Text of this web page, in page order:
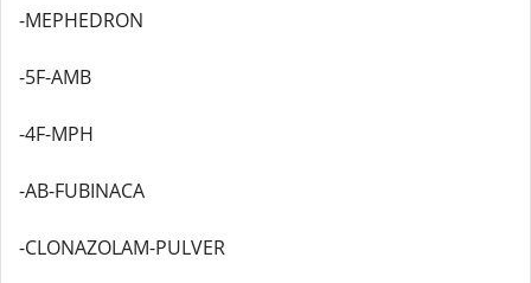
-MEPHEDRON
-5F-AMB
-4F-MPH
-AB-FUBINACA
-CLONAZOLAM-PULVER